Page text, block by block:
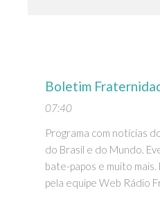
Boletim
07:40
Programa com notícias
do Brasil e do Mundo.
bate-papos e muito
pela equipe Web Rádio